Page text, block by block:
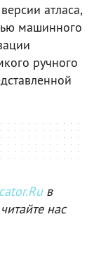
атласа,
машинного
ручного
в
нас